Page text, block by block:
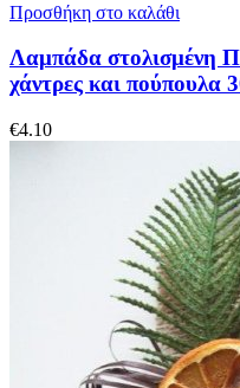
Προσθήκη στο καλάθι
Λαμπάδα στολισμένη
χάντρες και πούπουλα
€4.10